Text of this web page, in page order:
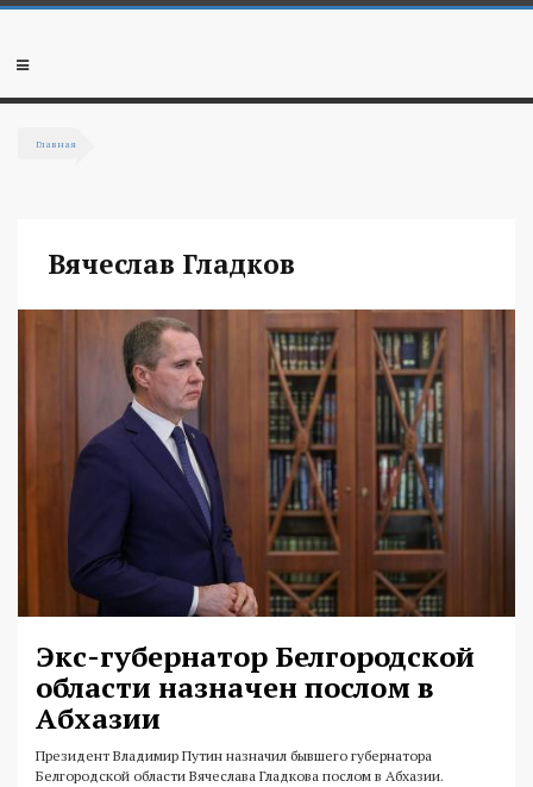
Перейти к основному содержанию
Мобильное
Главная
Вячеслав Гладков
Экс-губернатор Белгородской
области назначен послом в
Абхазии
Президент Владимир Путин назначил бывшего губернатора
Белгородской области Вячеслава Гладкова послом в Абхазии.